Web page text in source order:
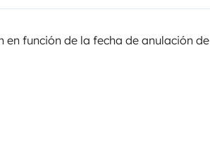
función de la fecha de anulación de